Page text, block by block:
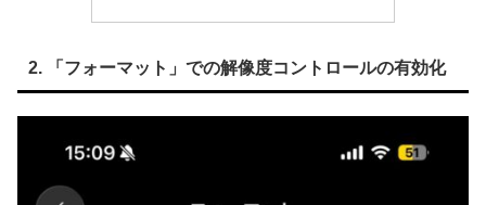
2. 「フォーマット」での解像度コントロールの有効化